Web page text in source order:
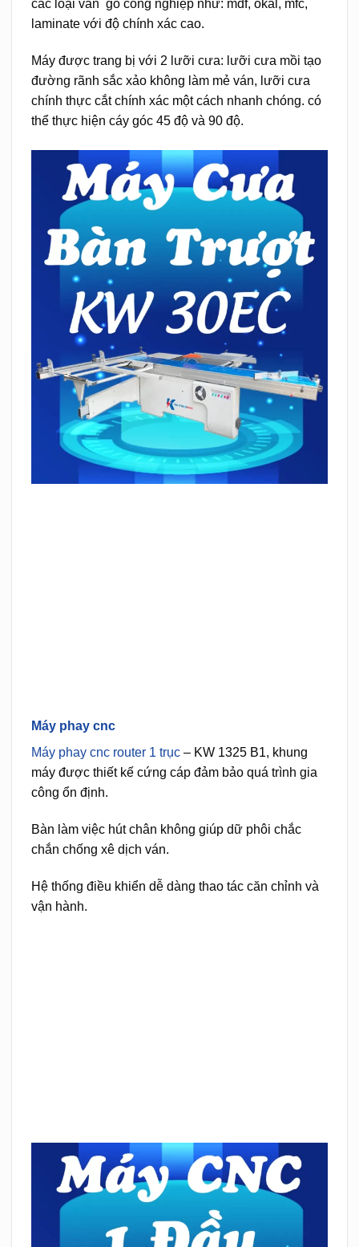
các loại ván gỗ công nghiệp như: mdf, okal, mfc,
laminate với độ chính xác cao.
Máy được trang bị với 2 lưỡi cưa: lưỡi cưa mồi tạo
đường rãnh sắc xảo không làm mẻ ván, lưỡi cưa
chính thực cắt chính xác một cách nhanh chóng. có
thể thực hiện cáy góc 45 độ và 90 độ.
Máy phay cnc
Máy phay cnc router 1 trục – KW 1325 B1, khung
máy được thiết kế cứng cáp đảm bảo quá trình gia
công ổn định.
Bàn làm việc hút chân không giúp dữ phôi chắc
chắn chống xê dịch ván.
Hệ thống điều khiển dễ dàng thao tác căn chỉnh và
vận hành.